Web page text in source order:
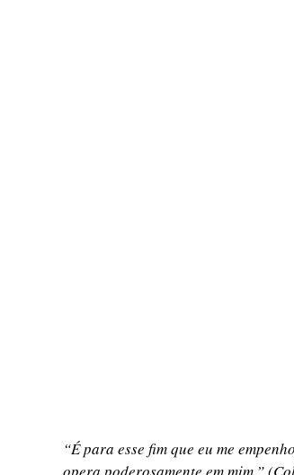
“É para esse fim que eu me